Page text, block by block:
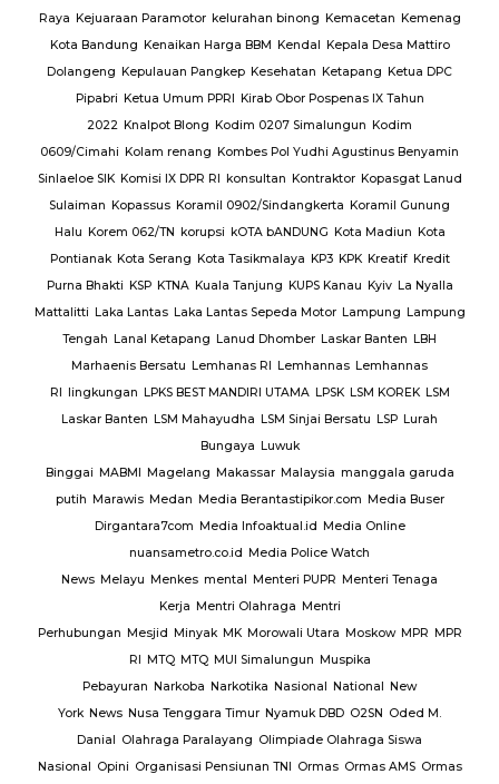
Raya Kejuaraan Paramotor kelurahan binong Kemacetan Kemenag
Kota Bandung Kenaikan Harga BBM Kendal Kepala Desa Mattiro
Dolangeng Kepulauan Pangkep Kesehatan Ketapang Ketua DPC
Pipabri Ketua Umum PPRI Kirab Obor Pospenas IX Tahun
2022 Knalpot Blong Kodim 0207 Simalungun Kodim
0609/Cimahi Kolam renang Kombes Pol Yudhi Agustinus Benyamin
Sinlaeloe SIK Komisi IX DPR RI konsultan Kontraktor Kopasgat Lanud
Sulaiman Kopassus Koramil 0902/Sindangkerta Koramil Gunung
Halu Korem 062/TN korupsi kOTA bANDUNG Kota Madiun Kota
Pontianak Kota Serang Kota Tasikmalaya KP3 KPK Kreatif Kredit
Purna Bhakti KSP KTNA Kuala Tanjung KUPS Kanau Kyiv La Nyalla
Mattalitti Laka Lantas Laka Lantas Sepeda Motor Lampung Lampung
Tengah Lanal Ketapang Lanud Dhomber Laskar Banten LBH
Marhaenis Bersatu Lemhanas RI Lemhannas Lemhannas
RI lingkungan LPKS BEST MANDIRI UTAMA LPSK LSM KOREK LSM
Laskar Banten LSM Mahayudha LSM Sinjai Bersatu LSP Lurah
Bungaya Luwuk
Binggai MABMI Magelang Makassar Malaysia manggala garuda
putih Marawis Medan Media Berantastipikor.com Media Buser
Dirgantara7com Media Infoaktual.id Media Online
nuansametro.co.id Media Police Watch
News Melayu Menkes mental Menteri PUPR Menteri Tenaga
Kerja Mentri Olahraga Mentri
Perhubungan Mesjid Minyak MK Morowali Utara Moskow MPR MPR
RI MTQ MTQ MUI Simalungun Muspika
Pebayuran Narkoba Narkotika Nasional National New
York News Nusa Tenggara Timur Nyamuk DBD O2SN Oded M.
Danial Olahraga Paralayang Olimpiade Olahraga Siswa
Nasional Opini Organisasi Pensiunan TNI Ormas Ormas AMS Ormas